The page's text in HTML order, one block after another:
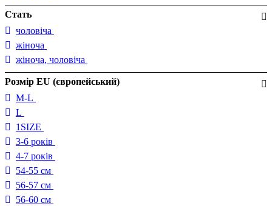
Стать
чоловіча
жіноча
жіноча, чоловіча
Розмір EU (європейський)
M-L
L
1SIZE
3-6 років
4-7 років
54-55 см
56-57 см
56-60 см